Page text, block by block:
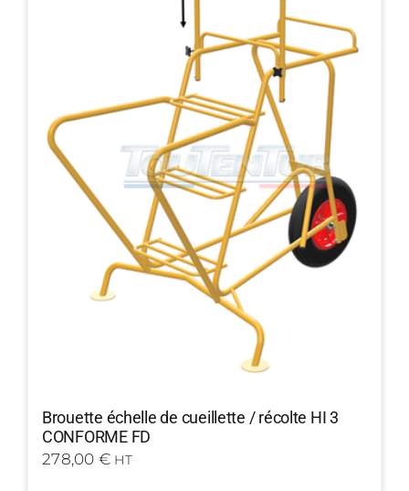
Brouette échelle de cueillette / récolte HI 3
CONFORME FD
278,00 € HT